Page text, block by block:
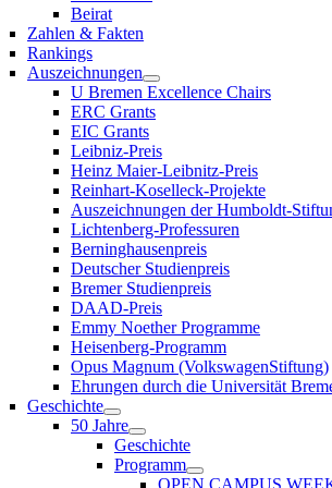
Beirat
Zahlen & Fakten
Rankings
Auszeichnungen
U Bremen Excellence Chairs
ERC Grants
EIC Grants
Leibniz-Preis
Heinz Maier-Leibnitz-Preis
Reinhart-Koselleck-Projekte
Auszeichnungen der Humboldt-
Lichtenberg-Professuren
Berninghausenpreis
Deutscher Studienpreis
Bremer Studienpreis
DAAD-Preis
Emmy Noether Programme
Heisenberg-Programm
Opus Magnum (VolkswagenStiftung)
Ehrungen durch die Universität
Geschichte
50 Jahre
Geschichte
Programm
OPEN CAMPUS